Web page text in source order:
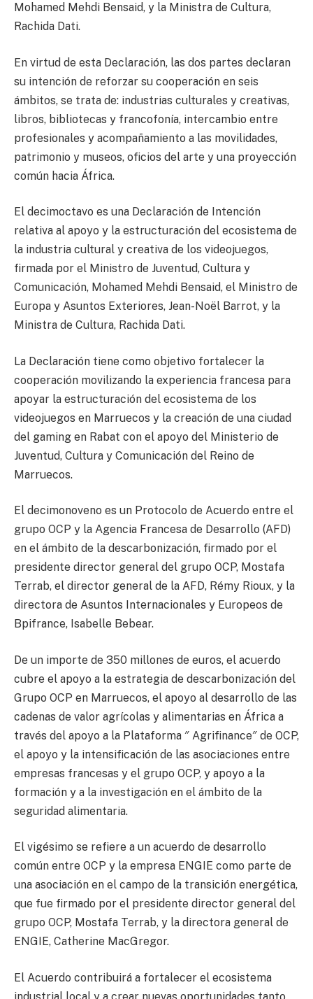
Mohamed Mehdi Bensaid, y la Ministra de Cultura,
Rachida Dati.
En virtud de esta Declaración, las dos partes declaran
su intención de reforzar su cooperación en seis
ámbitos, se trata de: industrias culturales y creativas,
libros, bibliotecas y francofonía, intercambio entre
profesionales y acompañamiento a las movilidades,
patrimonio y museos, oficios del arte y una proyección
común hacia África.
El decimoctavo es una Declaración de Intención
relativa al apoyo y la estructuración del ecosistema de
la industria cultural y creativa de los videojuegos,
firmada por el Ministro de Juventud, Cultura y
Comunicación, Mohamed Mehdi Bensaid, el Ministro de
Europa y Asuntos Exteriores, Jean-Noël Barrot, y la
Ministra de Cultura, Rachida Dati.
La Declaración tiene como objetivo fortalecer la
cooperación movilizando la experiencia francesa para
apoyar la estructuración del ecosistema de los
videojuegos en Marruecos y la creación de una ciudad
del gaming en Rabat con el apoyo del Ministerio de
Juventud, Cultura y Comunicación del Reino de
Marruecos.
El decimonoveno es un Protocolo de Acuerdo entre el
grupo OCP y la Agencia Francesa de Desarrollo (AFD)
en el ámbito de la descarbonización, firmado por el
presidente director general del grupo OCP, Mostafa
Terrab, el director general de la AFD, Rémy Rioux, y la
directora de Asuntos Internacionales y Europeos de
Bpifrance, Isabelle Bebear.
De un importe de 350 millones de euros, el acuerdo
cubre el apoyo a la estrategia de descarbonización del
Grupo OCP en Marruecos, el apoyo al desarrollo de las
cadenas de valor agrícolas y alimentarias en África a
través del apoyo a la Plataforma ″ Agrifinance″ de OCP,
el apoyo y la intensificación de las asociaciones entre
empresas francesas y el grupo OCP, y apoyo a la
formación y a la investigación en el ámbito de la
seguridad alimentaria.
El vigésimo se refiere a un acuerdo de desarrollo
común entre OCP y la empresa ENGIE como parte de
una asociación en el campo de la transición energética,
que fue firmado por el presidente director general del
grupo OCP, Mostafa Terrab, y la directora general de
ENGIE, Catherine MacGregor.
El Acuerdo contribuirá a fortalecer el ecosistema